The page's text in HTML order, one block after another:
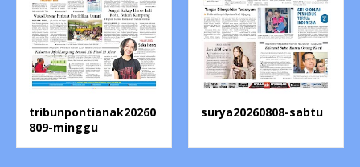
tribunpontianak20260
809-minggu
surya20260808-sabtu